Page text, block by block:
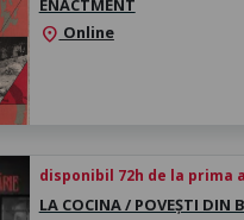
ENACTMENT
location_on Online
disponibil 72h de la prima
LA COCINA / POVEȘTI DIN